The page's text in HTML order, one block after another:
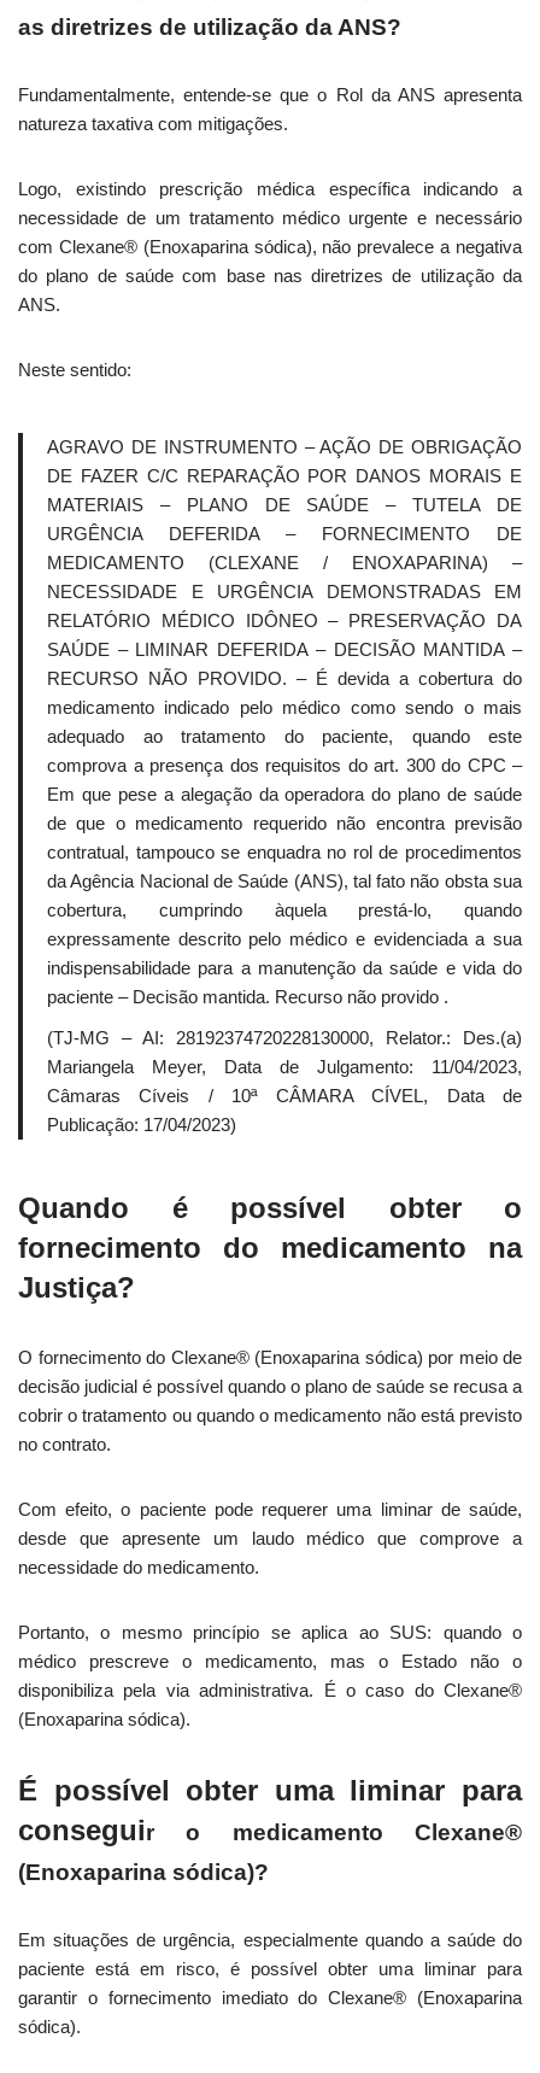
as diretrizes de utilização da ANS?
Fundamentalmente, entende-se que o Rol da ANS apresenta
natureza taxativa com mitigações.
Logo, existindo prescrição médica específica indicando a
necessidade de um tratamento médico urgente e necessário
com Clexane® (Enoxaparina sódica), não prevalece a negativa
do plano de saúde com base nas diretrizes de utilização da
ANS.
Neste sentido:
AGRAVO DE INSTRUMENTO – AÇÃO DE OBRIGAÇÃO
DE FAZER C/C REPARAÇÃO POR DANOS MORAIS E
MATERIAIS – PLANO DE SAÚDE – TUTELA DE
URGÊNCIA DEFERIDA – FORNECIMENTO DE
MEDICAMENTO (CLEXANE / ENOXAPARINA) –
NECESSIDADE E URGÊNCIA DEMONSTRADAS EM
RELATÓRIO MÉDICO IDÔNEO – PRESERVAÇÃO DA
SAÚDE – LIMINAR DEFERIDA – DECISÃO MANTIDA –
RECURSO NÃO PROVIDO. – É devida a cobertura do
medicamento indicado pelo médico como sendo o mais
adequado ao tratamento do paciente, quando este
comprova a presença dos requisitos do art. 300 do CPC –
Em que pese a alegação da operadora do plano de saúde
de que o medicamento requerido não encontra previsão
contratual, tampouco se enquadra no rol de procedimentos
da Agência Nacional de Saúde (ANS), tal fato não obsta sua
cobertura, cumprindo àquela prestá-lo, quando
expressamente descrito pelo médico e evidenciada a sua
indispensabilidade para a manutenção da saúde e vida do
paciente – Decisão mantida. Recurso não provido .
(TJ-MG – AI: 28192374720228130000, Relator.: Des.(a)
Mariangela Meyer, Data de Julgamento: 11/04/2023,
Câmaras Cíveis / 10ª CÂMARA CÍVEL, Data de
Publicação: 17/04/2023)
Quando é possível obter o
fornecimento do medicamento na
Justiça?
O fornecimento do Clexane® (Enoxaparina sódica) por meio de
decisão judicial é possível quando o plano de saúde se recusa a
cobrir o tratamento ou quando o medicamento não está previsto
no contrato.
Com efeito, o paciente pode requerer uma liminar de saúde,
desde que apresente um laudo médico que comprove a
necessidade do medicamento.
Portanto, o mesmo princípio se aplica ao SUS: quando o
médico prescreve o medicamento, mas o Estado não o
disponibiliza pela via administrativa. É o caso do Clexane®
(Enoxaparina sódica).
É possível obter uma liminar para
conseguir o medicamento Clexane®
(Enoxaparina sódica)?
Em situações de urgência, especialmente quando a saúde do
paciente está em risco, é possível obter uma liminar para
garantir o fornecimento imediato do Clexane® (Enoxaparina
sódica).